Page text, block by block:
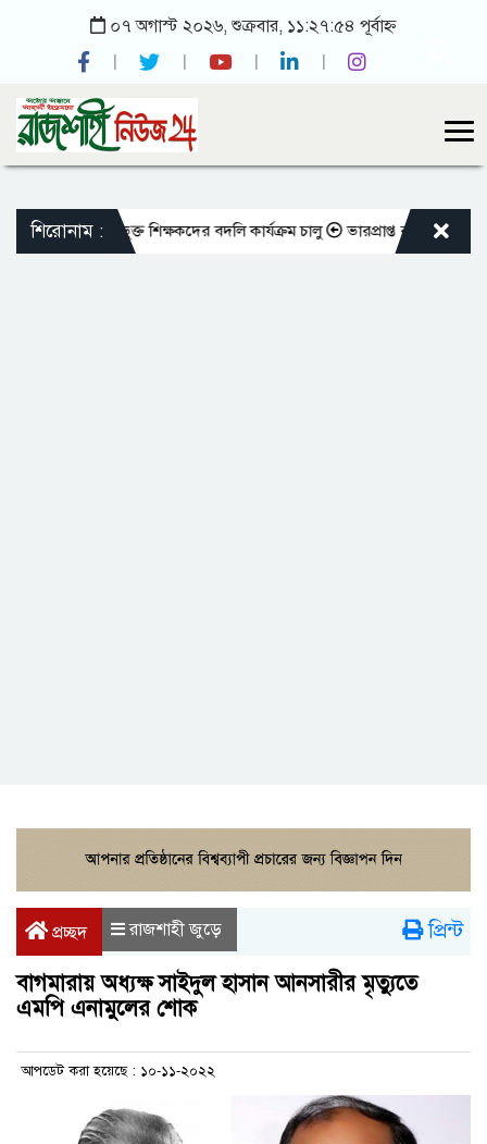
০৭ অগাস্ট ২০২৬, শুক্রবার, ১১:২৭:৫৪ পূর্বাহ্ন
শিরোনাম :
এমপিওভুক্ত শিক্ষকদের বদলি কার্যক্রম চালু ভারপ্রাপ্ত রাষ্ট্রপতিকে
প্রচ্ছদ রাজশাহী জুড়ে প্রিন্ট
বাগমারায় অধ্যক্ষ সাইদুল হাসান আনসারীর মৃত্যুতে
এমপি এনামুলের শোক
আপডেট করা হয়েছে : ১০-১১-২০২২